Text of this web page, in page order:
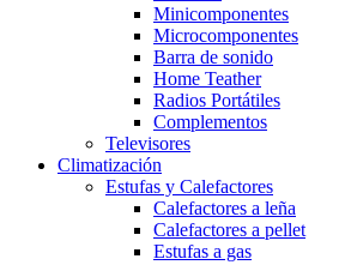
Minicomponentes
Microcomponentes
Barra de sonido
Home Teather
Radios Portátiles
Complementos
Televisores
Climatización
Estufas y Calefactores
Calefactores a leña
Calefactores a pellet
Estufas a gas